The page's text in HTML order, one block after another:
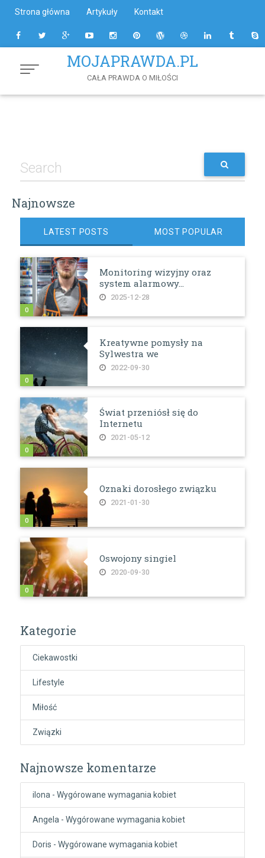
Content
Strona główna Artykuły Kontakt
MOJAPRAWDA.PL
CAŁA PRAWDA O MIŁOŚCI
Najnowsze
LATEST POSTS MOST POPULAR
Monitoring wizyjny oraz
system alarmowy...
2025-12-28
0
Kreatywne pomysły na
Sylwestra we
2022-09-30
0
Świat przeniósł się do
Internetu
2021-05-12
0
Oznaki dorosłego związku
2021-01-30
0
Oswojony singiel
2020-09-30
0
Kategorie
Ciekawostki
Lifestyle
Miłość
Związki
Najnowsze komentarze
ilona - Wygórowane wymagania kobiet
Angela - Wygórowane wymagania kobiet
Doris - Wygórowane wymagania kobiet